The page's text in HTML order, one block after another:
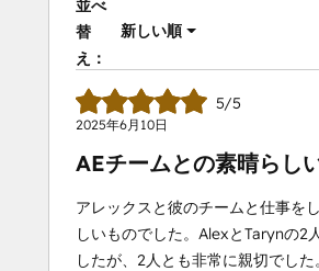
並べ
替
え：
新しい順
5/5
2025年6月10日
AEチームとの素晴らし
アレックスと彼のチームと仕事を
しいものでした。AlexとTarynの2
したが、2人とも非常に親切でした